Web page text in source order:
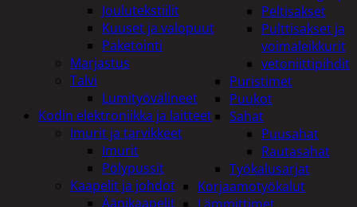
Peltisakset
Pulttisakset ja
voimaleikkurit
vetoniittipihdit
Puristimet
Puukot
Sahat
Puusahat
Rautasahat
Työkalusarjat
Korjaamotyökalut
Joulutekstiilit
Kuuset ja valopuut
Paketointi
Marjastus
Talvi
Lumityövälineet
Kodin elektroniikka ja laitteet
Imurit ja tarvikkeet
Imurit
Pölypussit
Kaapelit ja johdot
Äänikaapelit